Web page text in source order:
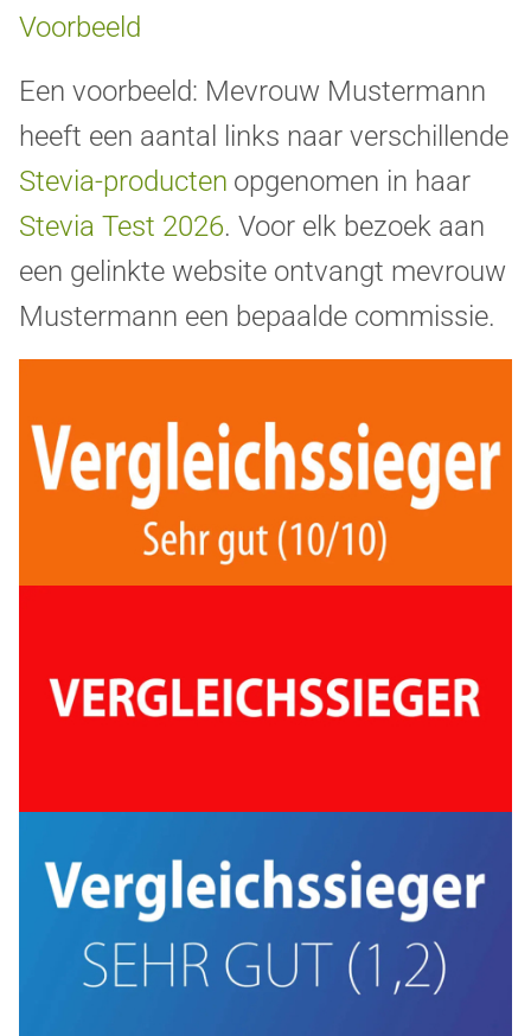
Voorbeeld
Een voorbeeld: Mevrouw Mustermann
heeft een aantal links naar verschillende
Stevia-producten opgenomen in haar
Stevia Test 2026. Voor elk bezoek aan
een gelinkte website ontvangt mevrouw
Mustermann een bepaalde commissie.